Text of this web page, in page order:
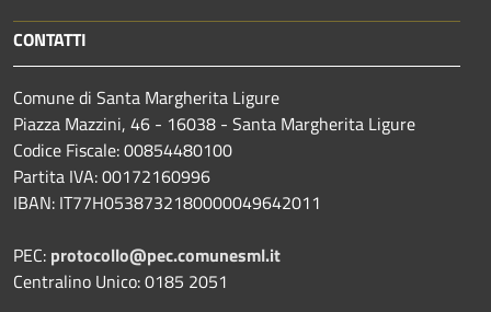
CONTATTI
Comune di Santa Margherita Ligure
Piazza Mazzini, 46 - 16038 - Santa Margherita Ligure
Codice Fiscale: 00854480100
Partita IVA: 00172160996
IBAN: IT77H0538732180000049642011
PEC: protocollo@pec.comunesml.it
Centralino Unico: 0185 2051